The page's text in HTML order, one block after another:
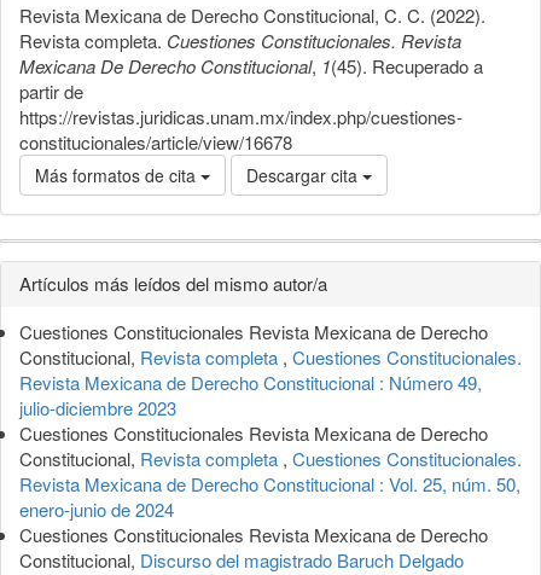
Revista Mexicana de Derecho Constitucional, C. C. (2022).
Revista completa. Cuestiones Constitucionales. Revista
Mexicana De Derecho Constitucional, 1(45). Recuperado a
partir de
https://revistas.juridicas.unam.mx/index.php/cuestiones-
constitucionales/article/view/16678
Más formatos de cita Descargar cita
Detalles
del
artículo
Artículos más leídos del mismo autor/a
Cuestiones Constitucionales Revista Mexicana de Derecho
Constitucional, Revista completa , Cuestiones Constitucionales.
Revista Mexicana de Derecho Constitucional : Número 49,
julio-diciembre 2023
Cuestiones Constitucionales Revista Mexicana de Derecho
Constitucional, Revista completa , Cuestiones Constitucionales.
Revista Mexicana de Derecho Constitucional : Vol. 25, núm. 50,
enero-junio de 2024
Cuestiones Constitucionales Revista Mexicana de Derecho
Constitucional, Discurso del magistrado Baruch Delgado